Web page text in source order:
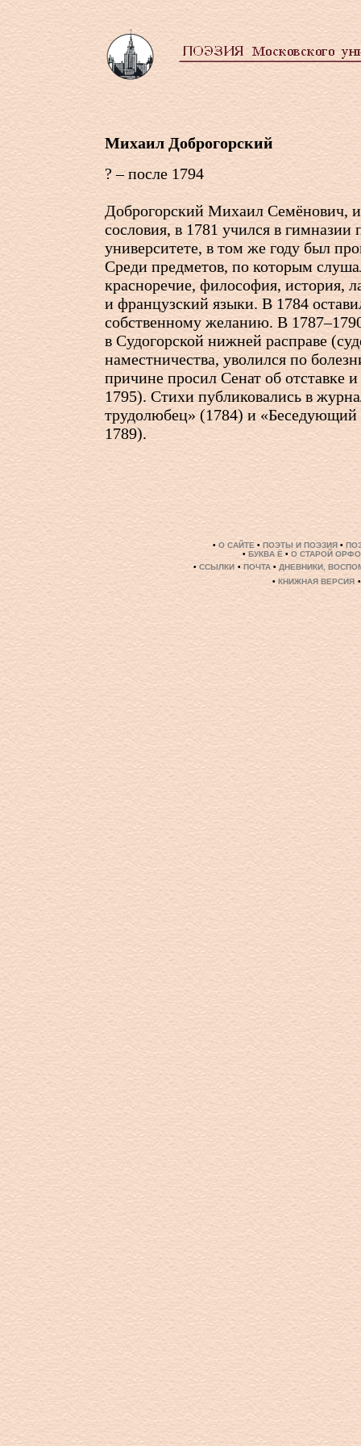
Михаил Доброгорский
? – после 1794
Доброгорский Михаил Семёнович,
сословия, в 1781 учился в
университете, в том же году был
Среди предметов, по которым
красноречие, философия, история,
и французский языки. В 1784
собственному желанию. В
в Судогорской нижней расправе
наместничества, уволился по
причине просил Сенат об отставке
1795). Стихи публиковались в
трудолюбец» (1784) и
1789).